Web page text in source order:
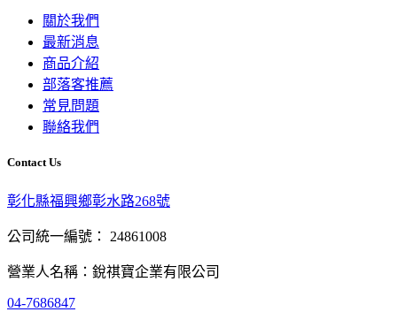
關於我們
最新消息
商品介紹
部落客推薦
常見問題
聯絡我們
Contact Us
彰化縣福興鄉彰水路268號
公司統一編號： 24861008
營業人名稱：銳祺寶企業有限公司
04-7686847